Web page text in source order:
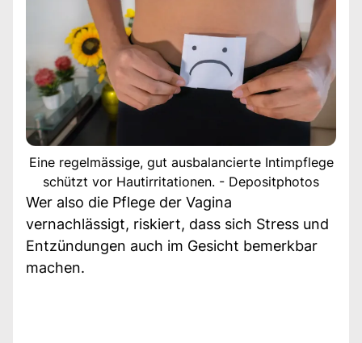
Eine regelmässige, gut ausbalancierte Intimpflege
schützt vor Hautirritationen. - Depositphotos
Wer also die Pflege der Vagina
vernachlässigt, riskiert, dass sich Stress und
Entzündungen auch im Gesicht bemerkbar
machen.